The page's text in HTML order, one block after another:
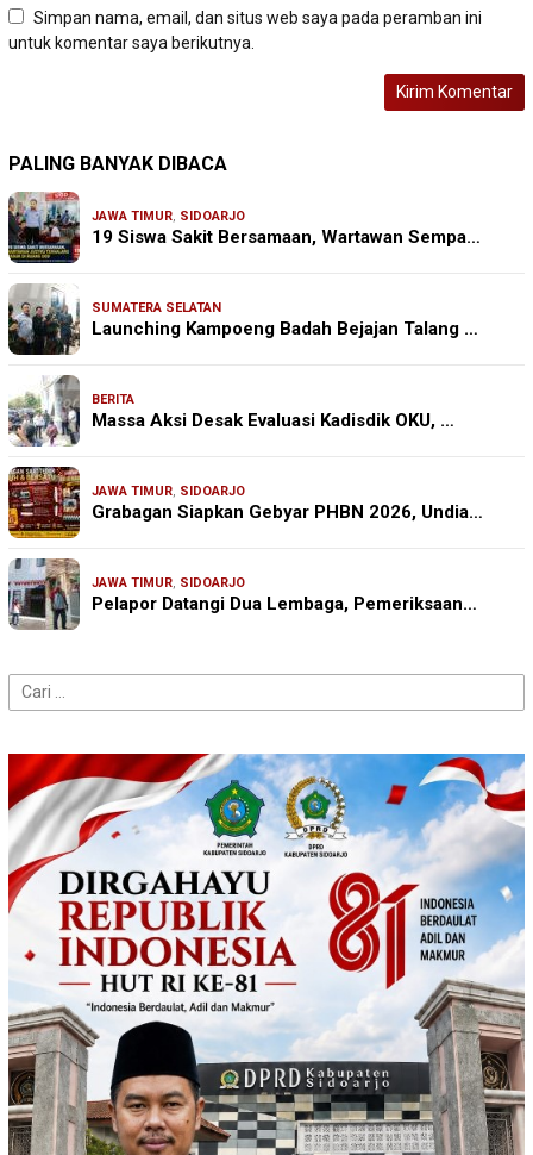
Simpan nama, email, dan situs web saya pada peramban ini
untuk komentar saya berikutnya.
PALING BANYAK DIBACA
JAWA TIMUR, SIDOARJO
19 Siswa Sakit Bersamaan, Wartawan Sempa…
SUMATERA SELATAN
Launching Kampoeng Badah Bejajan Talang …
BERITA
Massa Aksi Desak Evaluasi Kadisdik OKU, …
JAWA TIMUR, SIDOARJO
Grabagan Siapkan Gebyar PHBN 2026, Undia…
JAWA TIMUR, SIDOARJO
Pelapor Datangi Dua Lembaga, Pemeriksaan…
Cari
untuk: